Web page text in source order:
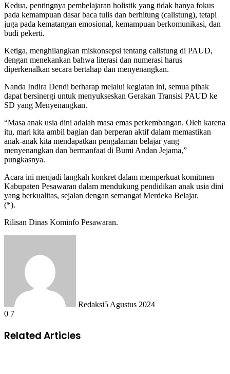
Kedua, pentingnya pembelajaran holistik yang tidak hanya fokus
pada kemampuan dasar baca tulis dan berhitung (calistung), tetapi
juga pada kematangan emosional, kemampuan berkomunikasi, dan
budi pekerti.
Ketiga, menghilangkan miskonsepsi tentang calistung di PAUD,
dengan menekankan bahwa literasi dan numerasi harus
diperkenalkan secara bertahap dan menyenangkan.
Nanda Indira Dendi berharap melalui kegiatan ini, semua pihak
dapat bersinergi untuk menyukseskan Gerakan Transisi PAUD ke
SD yang Menyenangkan.
“Masa anak usia dini adalah masa emas perkembangan. Oleh karena
itu, mari kita ambil bagian dan berperan aktif dalam memastikan
anak-anak kita mendapatkan pengalaman belajar yang
menyenangkan dan bermanfaat di Bumi Andan Jejama,”
pungkasnya.
Acara ini menjadi langkah konkret dalam memperkuat komitmen
Kabupaten Pesawaran dalam mendukung pendidikan anak usia dini
yang berkualitas, sejalan dengan semangat Merdeka Belajar.
(*).
Rilisan Dinas Kominfo Pesawaran.
Redaksi5 Agustus 2024
0 7
Related Articles